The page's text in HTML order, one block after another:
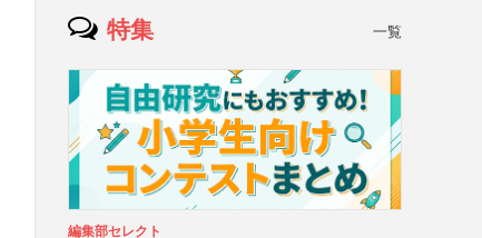
特集 一覧
編集部セレクト